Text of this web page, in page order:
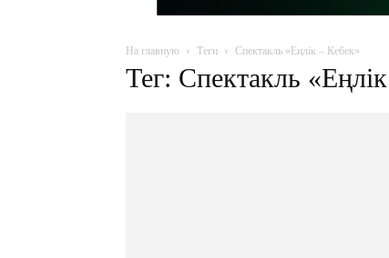
На главную Теги Спектакль «Еңлік – Кебек»
Тег: Спектакль